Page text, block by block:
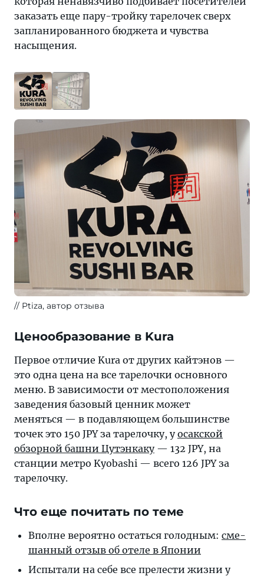
заказать еще пару-тройку тарелочек сверх
запланированного бюджета и чувства
насыщения.
Ptiza, автор отзыва
Ценообразование в Kura
Первое отличие Kura от других кайтэнов —
это одна цена на все тарелочки основного
меню. В зависимости от местоположения
заведения базовый ценник может
меняться — в подавляющем большинстве
точек это 150 JPY за тарелочку, уосакской
обзорной башни Цутэнкаку— 132 JPY, на
станции метро Kyobashi — всего 126 JPY за
тарелочку.
Что еще почитать по теме
Вполне вероят­но ос­тать­ся го­лод­ным: сме­
шан­ный от­зыв об оте­ле в Японии
Испытали на се­бе все пре­лес­ти жиз­ни у